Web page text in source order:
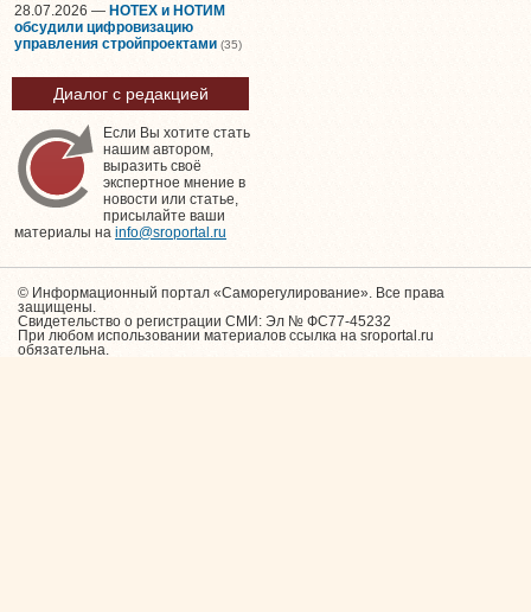
28.07.2026 — НОТЕХ и НОТИМ
обсудили цифровизацию
управления стройпроектами (35)
Диалог с редакцией
Если Вы хотите стать
нашим автором,
выразить своё
экспертное мнение в
новости или статье,
присылайте ваши
материалы на info@sroportal.ru
© Информационный портал «Саморегулирование». Все права
защищены.
Свидетельство о регистрации СМИ: Эл № ФС77-45232
При любом использовании материалов ссылка на sroportal.ru
обязательна.